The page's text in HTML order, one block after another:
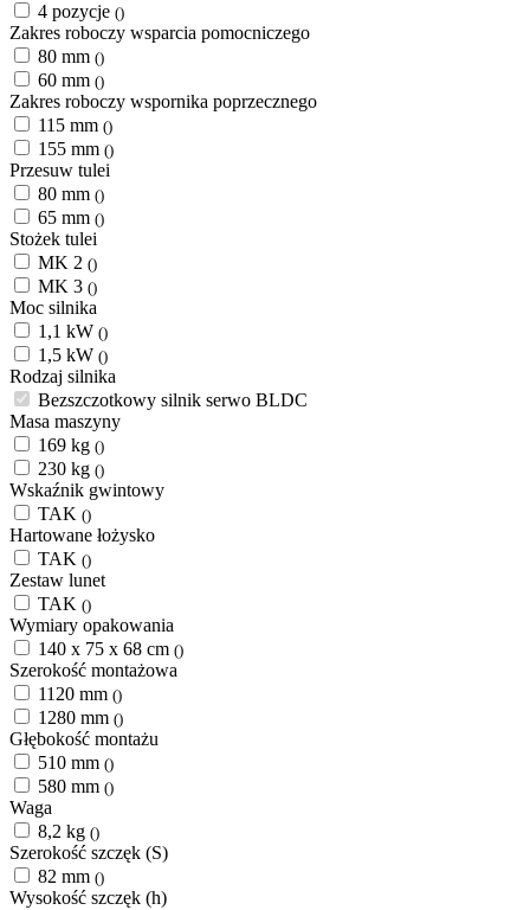
4 pozycje ()
Zakres roboczy wsparcia pomocniczego
80 mm ()
60 mm ()
Zakres roboczy wspornika poprzecznego
115 mm ()
155 mm ()
Przesuw tulei
80 mm ()
65 mm ()
Stożek tulei
MK 2 ()
MK 3 ()
Moc silnika
1,1 kW ()
1,5 kW ()
Rodzaj silnika
Bezszczotkowy silnik serwo BLDC
Masa maszyny
169 kg ()
230 kg ()
Wskaźnik gwintowy
TAK ()
Hartowane łożysko
TAK ()
Zestaw lunet
TAK ()
Wymiary opakowania
140 x 75 x 68 cm ()
Szerokość montażowa
1120 mm ()
1280 mm ()
Głębokość montażu
510 mm ()
580 mm ()
Waga
8,2 kg ()
Szerokość szczęk (S)
82 mm ()
Wysokość szczęk (h)